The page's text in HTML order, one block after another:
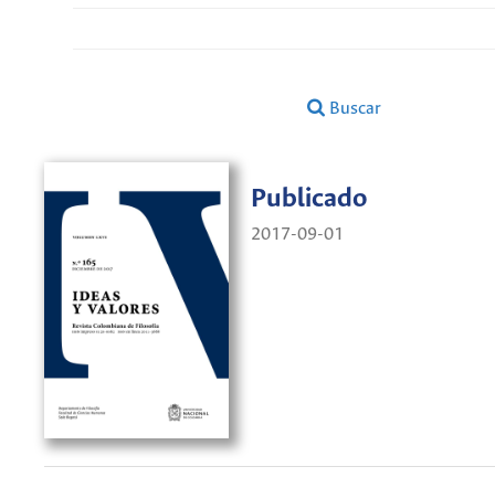
Buscar
Publicado
2017-09-01